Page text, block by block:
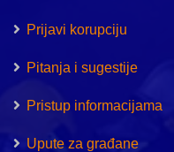
Prijavi korupciju
Pitanja i sugestije
Pristup informacijama
Upute za građane